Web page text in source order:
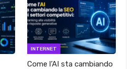
INTERNET
Come l’AI sta cambiando